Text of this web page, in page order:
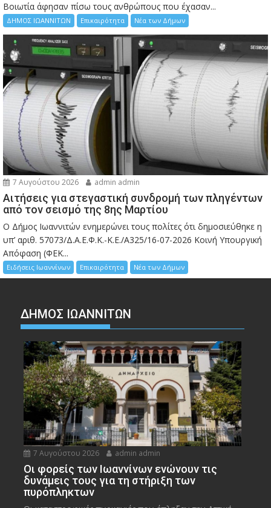
Bοιωτία άφησαν πίσω τους ανθρώπους που έχασαν...
ΔΗΜΟΣ ΙΩΑΝΝΙΤΩΝ Επικαιρότητα Νέα των Δήμων
7 Αυγούστου 2026 admin admin
Αιτήσεις για στεγαστική συνδρομή των πληγέντων
από τον σεισμό της 8ης Μαρτίου
Ο Δήμος Ιωαννιτών ενημερώνει τους πολίτες ότι δημοσιεύθηκε η
υπ’ αριθ. 57073/Δ.Α.Ε.Φ.Κ.-Κ.Ε./Α325/16-07-2026 Κοινή Υπουργική
Απόφαση (ΦΕΚ...
Ειδήσεις Ιωαννίνων Επικαιρότητα Νέα των Δήμων
ΔΗΜΟΣ ΙΩΑΝΝΙΤΩΝ
7 Αυγούστου 2026 admin admin
Οι φορείς των Ιωαννίνων ενώνουν τις
δυνάμεις τους για τη στήριξη των
πυρόπληκτων